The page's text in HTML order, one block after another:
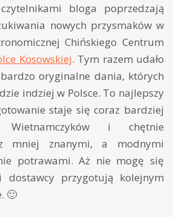
bloga poprzedzają
nowych przysmaków w
Chińskiego Centrum
Kosowskiej. Tym razem udało
oryginalne dania, których
indziej w Polsce. To najlepszy
staje się coraz bardziej
i chętnie
mniej znanymi, a modnymi
potrawami. Aż nie mogę się
dostawcy przygotują kolejnym
🙂